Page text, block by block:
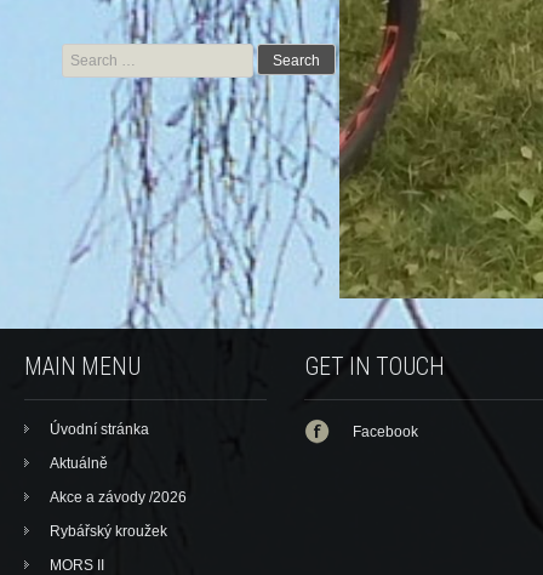
Search for:
MAIN MENU
Úvodní stránka
Aktuálně
Akce a závody /2026
Rybářský kroužek
MORS II
GET IN TOUCH
Facebook